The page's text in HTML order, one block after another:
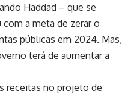
Haddad – que se
a meta de zerar o
públicas em 2024. Mas,
terá de aumentar a
receitas no projeto de